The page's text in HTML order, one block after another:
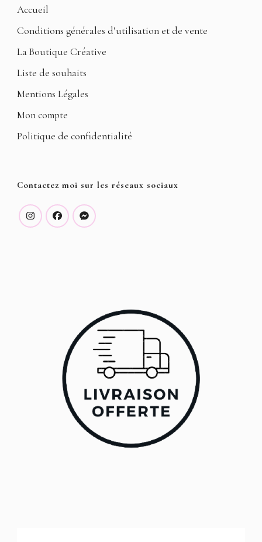
Accueil
Conditions générales d’utilisation et de vente
La Boutique Créative
Liste de souhaits
Mentions Légales
Mon compte
Politique de confidentialité
Contactez moi sur les réseaux sociaux